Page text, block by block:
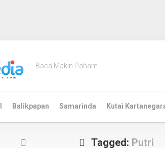
Baca Makin Paham
Balikpapan Samarinda Kutai
Tagged: Putri